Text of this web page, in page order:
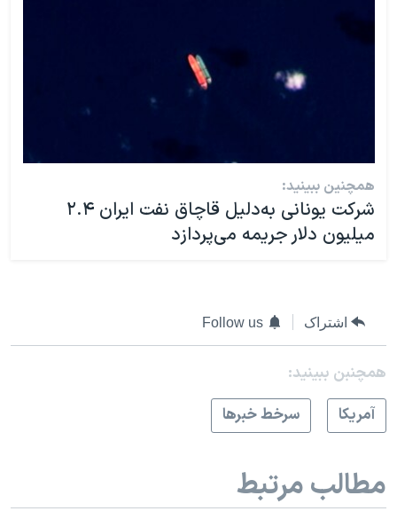
همچنین ببینید:
شرکت یونانی به‌دلیل قاچاق نفت ایران ۲.۴
میلیون دلار جریمه می‌پردازد
اشتراک Follow us
همچنبن ببینید:
آمريکا
سرخط خبرها
مطالب مرتبط